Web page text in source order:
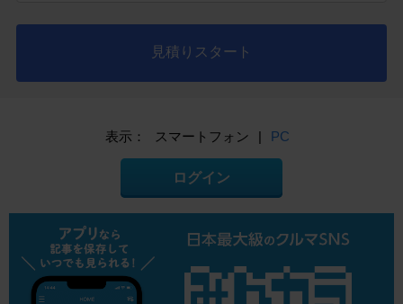
見積りスタート
表示： スマートフォン | PC
ログイン